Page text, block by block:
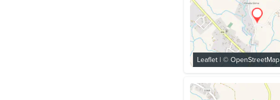
Leaflet | ©OpenStreetMap